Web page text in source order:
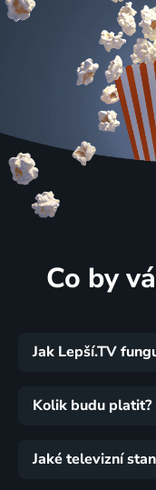
Co by
Jak Lepší.TV
Kolik budu platit?
Jaké televizní